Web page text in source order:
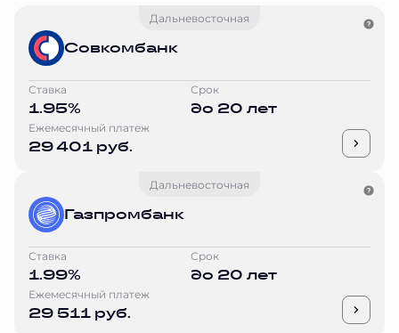
Дальневосточная
Совкомбанк
Ставка
1.95%
Срок
до 20 лет
Ежемесячный платеж
29 401 руб.
Дальневосточная
Газпромбанк
Ставка
1.99%
Срок
до 20 лет
Ежемесячный платеж
29 511 руб.